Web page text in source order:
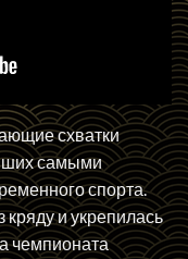
схватки
самыми
спорта.
кряду и укрепилась
чемпионата